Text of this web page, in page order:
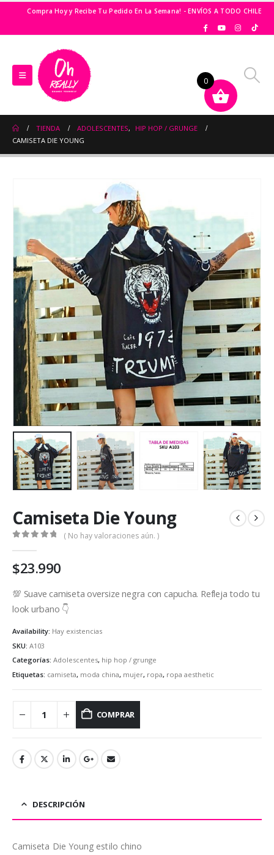
Compra Hoy y Recibe Tu Pedido En La Semana! - ENVÍOS A TODO CHILE
TIENDA ADOLESCENTES,
HIP HOP / GRUNGE
CAMISETA DIE YOUNG
Camiseta Die Young
( No hay valoraciones aún. )
$23.990
💯 Suave camiseta oversize negra con capucha. Refleja todo tu
look urbano 👇
Availability: Hay existencias
SKU: A103
Categorías: Adolescentes, hip hop / grunge
Etiquetas: camiseta, moda china, mujer, ropa, ropa aesthetic
COMPRAR
DESCRIPCIÓN
Camiseta Die Young estilo chino
0